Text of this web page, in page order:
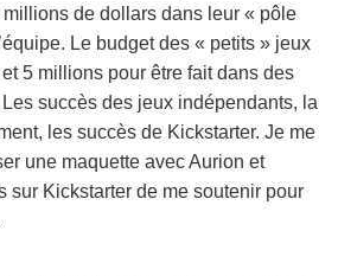
de dollars dans leur « pôle
Le budget des « petits » jeux
5 millions pour être fait dans des
succès des jeux indépendants, la
les succès de Kickstarter. Je me
une maquette avec Aurion et
sur Kickstarter de me soutenir pour